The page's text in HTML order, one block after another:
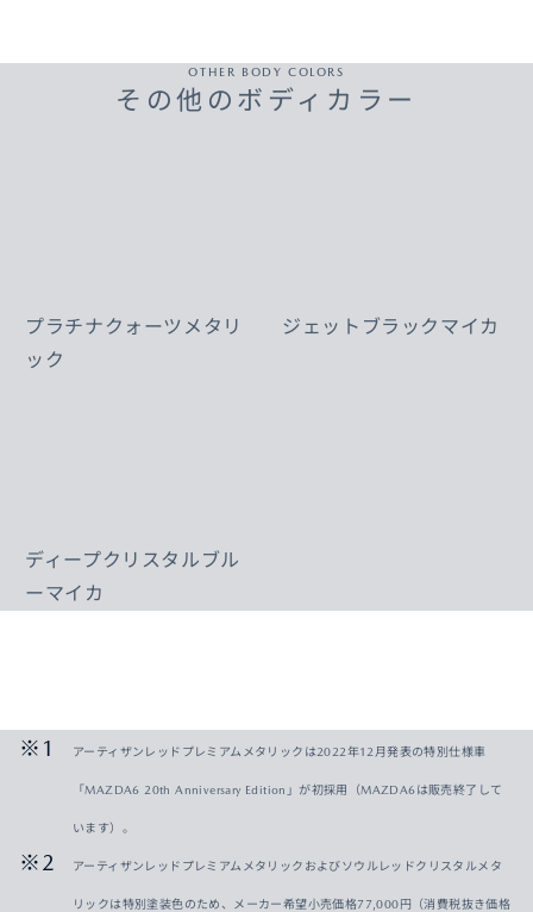
OTHER BODY COLORS
その他のボディカラー
プラチナクォーツメタリ
ック
ジェットブラックマイカ
ディープクリスタルブル
ーマイカ
アーティザンレッドプレミアムメタリックは2022年12月発表の特別仕様車
「MAZDA6 20th Anniversary Edition」が初採用（MAZDA6は販売終了して
います）。
アーティザンレッドプレミアムメタリックおよびソウルレッドクリスタルメタ
リックは特別塗装色のため、メーカー希望小売価格77,000円（消費税抜き価格